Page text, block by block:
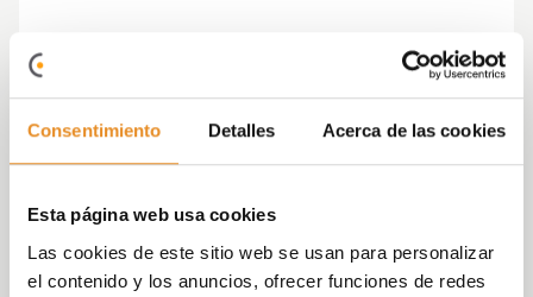
Consentimiento Detalles Acerca de las cookies
Esta página web usa cookies
Las cookies de este sitio web se usan para personalizar
el contenido y los anuncios, ofrecer funciones de redes
infantil, dotado con pavimentos de caucho,
donde los niños podrán disfrutar jugando en
un entorno protegido. Asimismo, dispone de
vanguardista donde los propietarios podrán
disfrutar de reuniones de amigos y
familiares.